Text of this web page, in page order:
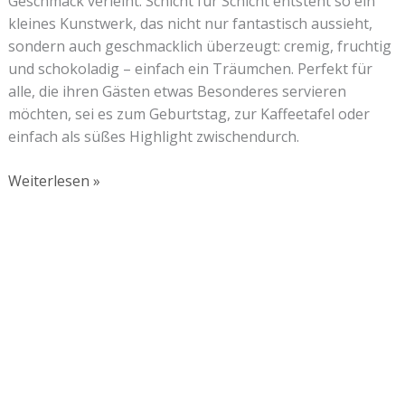
kleines Kunstwerk, das nicht nur fantastisch aussieht,
sondern auch geschmacklich überzeugt: cremig, fruchtig
und schokoladig – einfach ein Träumchen. Perfekt für
alle, die ihren Gästen etwas Besonderes servieren
möchten, sei es zum Geburtstag, zur Kaffeetafel oder
einfach als süßes Highlight zwischendurch.
Weiterlesen »